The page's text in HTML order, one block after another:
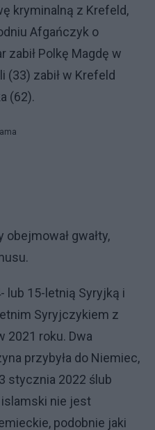
kryminalną z Krefeld,
Afgańczyk o
Polkę Magdę w
(33) zabił w Krefeld
(62).
gwałty,
lub 15-letnią Syryjką i
Syryjczykiem z
2021 roku. Dwa
przybyła do Niemiec,
stycznia 2022 ślub
nie jest
podobnie jaki